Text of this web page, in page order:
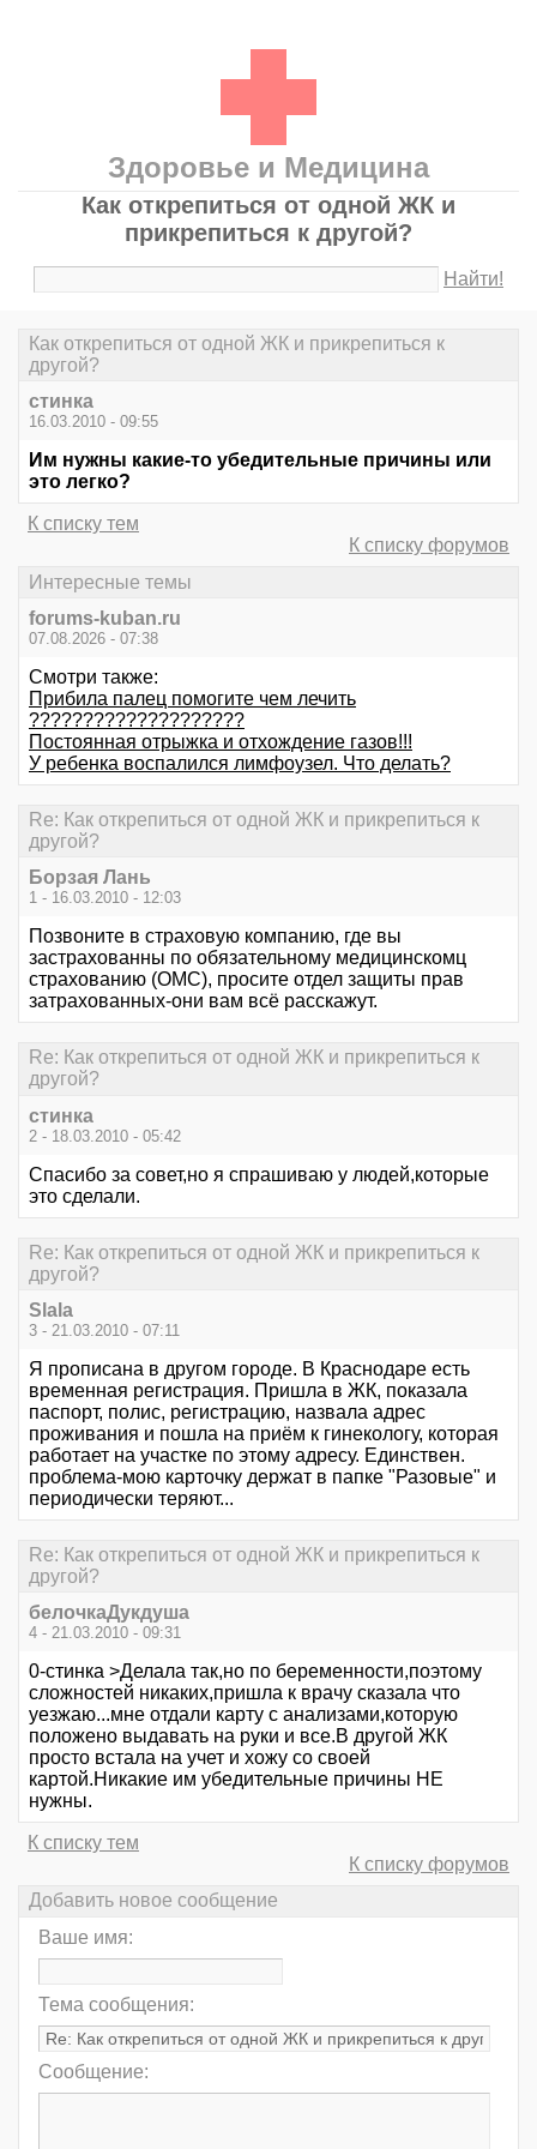
Здоровье и Медицина
Как открепиться от одной ЖК и
прикрепиться к другой?
Найти!
Как открепиться от одной ЖК и прикрепиться к
другой?
стинка
16.03.2010 - 09:55
Им нужны какие-то убедительные причины или
это легко?
К списку тем
К списку форумов
Интересные темы
forums-kuban.ru
07.08.2026 - 07:38
Смотри также:
Прибила палец помогите чем лечить
????????????????????
Постоянная отрыжка и отхождение газов!!!
У ребенка воспалился лимфоузел. Что делать?
Re: Как открепиться от одной ЖК и прикрепиться к
другой?
Борзая Лань
1 - 16.03.2010 - 12:03
Позвоните в страховую компанию, где вы
застрахованны по обязательному медицинскомц
страхованию (ОМС), просите отдел защиты прав
затрахованных-они вам всё расскажут.
Re: Как открепиться от одной ЖК и прикрепиться к
другой?
стинка
2 - 18.03.2010 - 05:42
Спасибо за совет,но я спрашиваю у людей,которые
это сделали.
Re: Как открепиться от одной ЖК и прикрепиться к
другой?
Slala
3 - 21.03.2010 - 07:11
Я прописана в другом городе. В Краснодаре есть
временная регистрация. Пришла в ЖК, показала
паспорт, полис, регистрацию, назвала адрес
проживания и пошла на приём к гинекологу, которая
работает на участке по этому адресу. Единствен.
проблема-мою карточку держат в папке "Разовые" и
периодически теряют...
Re: Как открепиться от одной ЖК и прикрепиться к
другой?
белочкаДукдуша
4 - 21.03.2010 - 09:31
0-стинка >Делала так,но по беременности,поэтому
сложностей никаких,пришла к врачу сказала что
уезжаю...мне отдали карту с анализами,которую
положено выдавать на руки и все.В другой ЖК
просто встала на учет и хожу со своей
картой.Никакие им убедительные причины НЕ
нужны.
К списку тем
К списку форумов
Добавить новое сообщение
Ваше имя:
Тема сообщения:
Сообщение: